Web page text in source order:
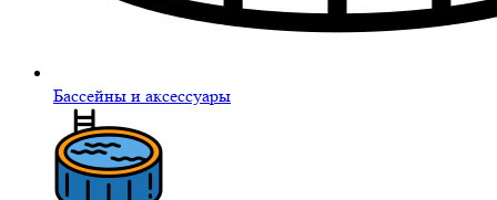
Бассейны и аксессуары